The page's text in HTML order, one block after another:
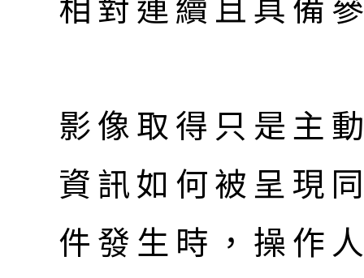
相對連續且具備
影像取得只是主
資訊如何被呈現
件發生時，操作